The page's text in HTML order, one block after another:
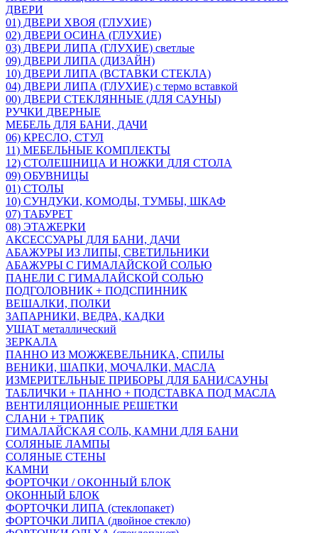
ДВЕРИ
01) ДВЕРИ ХВОЯ (ГЛУХИЕ)
02) ДВЕРИ ОСИНА (ГЛУХИЕ)
03) ДВЕРИ ЛИПА (ГЛУХИЕ) светлые
09) ДВЕРИ ЛИПА (ДИЗАЙН)
10) ДВЕРИ ЛИПА (ВСТАВКИ СТЕКЛА)
04) ДВЕРИ ЛИПА (ГЛУХИЕ) с термо вставкой
00) ДВЕРИ СТЕКЛЯННЫЕ (ДЛЯ САУНЫ)
РУЧКИ ДВЕРНЫЕ
МЕБЕЛЬ ДЛЯ БАНИ, ДАЧИ
06) КРЕСЛО, СТУЛ
11) МЕБЕЛЬНЫЕ КОМПЛЕКТЫ
12) СТОЛЕШНИЦА И НОЖКИ ДЛЯ СТОЛА
09) ОБУВНИЦЫ
01) СТОЛЫ
10) СУНДУКИ, КОМОДЫ, ТУМБЫ, ШКАФ
07) ТАБУРЕТ
08) ЭТАЖЕРКИ
АКСЕССУАРЫ ДЛЯ БАНИ, ДАЧИ
АБАЖУРЫ ИЗ ЛИПЫ, СВЕТИЛЬНИКИ
АБАЖУРЫ С ГИМАЛАЙСКОЙ СОЛЬЮ
ПАНЕЛИ С ГИМАЛАЙСКОЙ СОЛЬЮ
ПОДГОЛОВНИК + ПОДСПИННИК
ВЕШАЛКИ, ПОЛКИ
ЗАПАРНИКИ, ВЕДРА, КАДКИ
УШАТ металлический
ЗЕРКАЛА
ПАННО ИЗ МОЖЖЕВЕЛЬНИКА, СПИЛЫ
ВЕНИКИ, ШАПКИ, МОЧАЛКИ, МАСЛА
ИЗМЕРИТЕЛЬНЫЕ ПРИБОРЫ ДЛЯ БАНИ/САУНЫ
ТАБЛИЧКИ + ПАННО + ПОДСТАВКА ПОД МАСЛА
ВЕНТИЛЯЦИОННЫЕ РЕШЕТКИ
СЛАНИ + ТРАПИК
ГИМАЛАЙСКАЯ СОЛЬ, КАМНИ ДЛЯ БАНИ
СОЛЯНЫЕ ЛАМПЫ
СОЛЯНЫЕ СТЕНЫ
КАМНИ
ФОРТОЧКИ / ОКОННЫЙ БЛОК
ОКОННЫЙ БЛОК
ФОРТОЧКИ ЛИПА (стеклопакет)
ФОРТОЧКИ ЛИПА (двойное стекло)